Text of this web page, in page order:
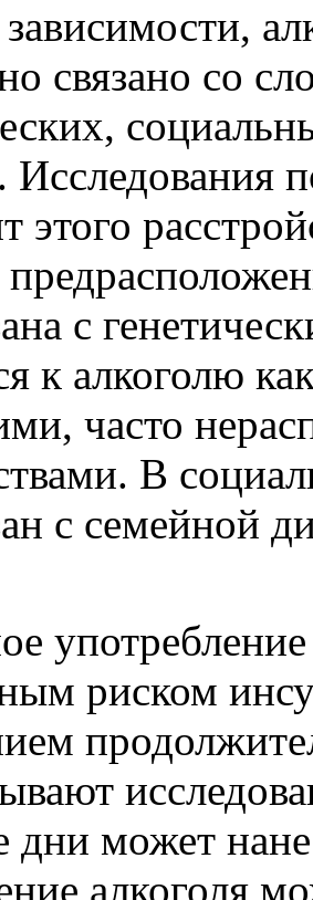
связано со
Исследования
этого
с
к алкоголю
часто
В
с семейной
риском
дни может
алкоголя